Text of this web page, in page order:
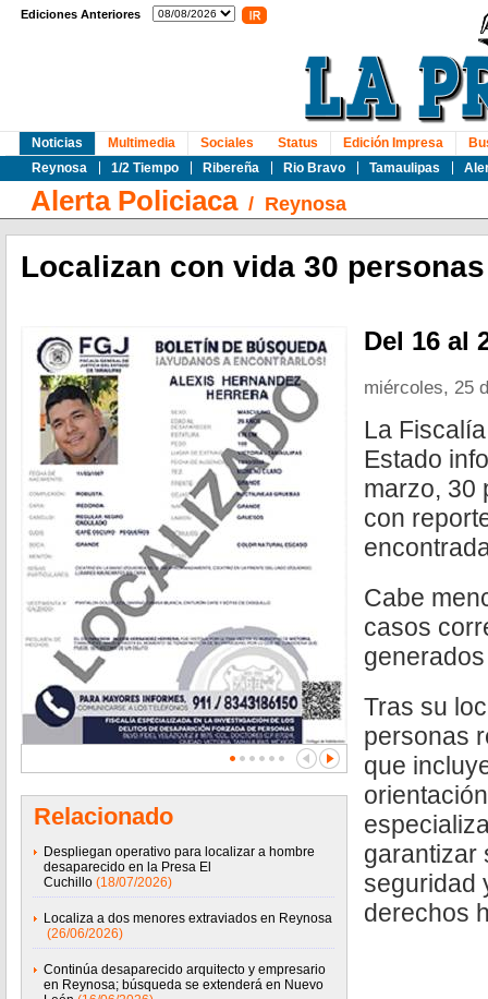
Ediciones Anteriores
Noticias
Reynosa
1/2 Tiempo Ribereña Rio Bravo Tamaulipas
Multimedia Sociales Status Edición Impresa
Alerta Policiaca/ Reynosa
Localizan con vida 30 personas
Relacionado
Despliegan operativo para localizar a hombre
desaparecido en la Presa El
Cuchillo (18/07/2026)
Localiza a dos menores extraviados en Reynosa
(26/06/2026)
Continúa desaparecido arquitecto y empresario
en Reynosa; búsqueda se extenderá en Nuevo
Del 16 al
miércoles, 25
La
Estado
marzo, 30
con
Cabe
casos
Tras su
personas
que
garantizar
seguridad
derechos